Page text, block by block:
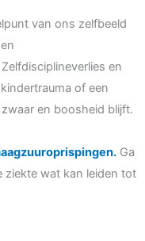
van ons zelfbeeld
en
of een
en boosheid blijft.
Ga
ziekte wat kan leiden tot